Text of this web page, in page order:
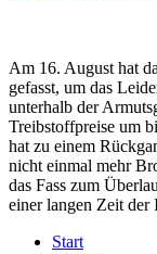
Am 16. August hat
gefasst, um das
unterhalb der
Treibstoffpreise um
hat zu einem
nicht einmal mehr
das Fass zum
einer langen Zeit der
Start